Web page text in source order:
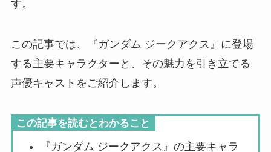
す。
この記事では、『ガンダム ジークアクス』に登場
する主要キャラクターと、その魅力を引き立てる
声優キャストをご紹介します。
この記事を読むとわかること
『ガンダム ジークアクス』の主要キャラ